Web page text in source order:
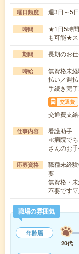
曜日頻度 週3日～5
時間
★1日5時
も可能★
期間 長期のお
時給
無資格未
払い／週
手続き完
交通費
交通費支
仕事内容
看護助手
≪病院で
さんのお
応募資格
職種未経
要
無資格・
不要です▽
職場の雰囲気
年齢層
20代